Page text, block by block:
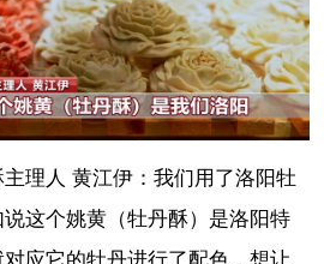
理人 黄江伊：我们用了洛阳牡
这个姚黄（牡丹酥）是洛阳特